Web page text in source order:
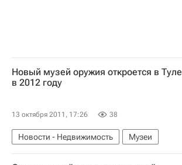
Новый музей оружия откроется в Туле
в 2012 году
13 октября 2011, 17:26 38
Новости - Недвижимость
Музеи
Строительство
Тула Россия